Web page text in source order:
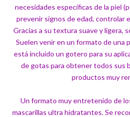
necesidades específicas de la piel
prevenir signos de edad, controlar
Gracias a su textura suave y ligera,
Suelen venir en un formato de una
está incluido un gotero para su
de gotas para obtener todos sus
productos muy
Un formato muy entretenido de
mascarillas ultra hidratantes. Se